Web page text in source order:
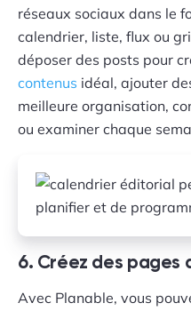
réseaux sociaux dans le
calendrier, liste, flux ou
déposer des posts pour
contenus idéal, ajouter
meilleure organisation,
ou examiner chaque
6. Créez des pages
Avec Planable, vous